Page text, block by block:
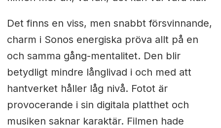
Det finns en viss, men snabbt försvinnande,
charm i Sonos energiska pröva allt på en
och samma gång-mentalitet. Den blir
betydligt mindre långlivad i och med att
hantverket håller låg nivå. Fotot är
provocerande i sin digitala platthet och
musiken saknar karaktär. Filmen hade